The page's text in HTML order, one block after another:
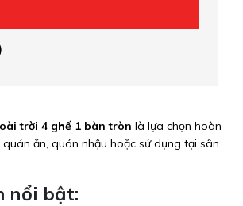
trời 4 ghế 1 bàn tròn là lựa chọn hoàn
ăn, quán nhậu hoặc sử dụng tại sân
nổi bật: